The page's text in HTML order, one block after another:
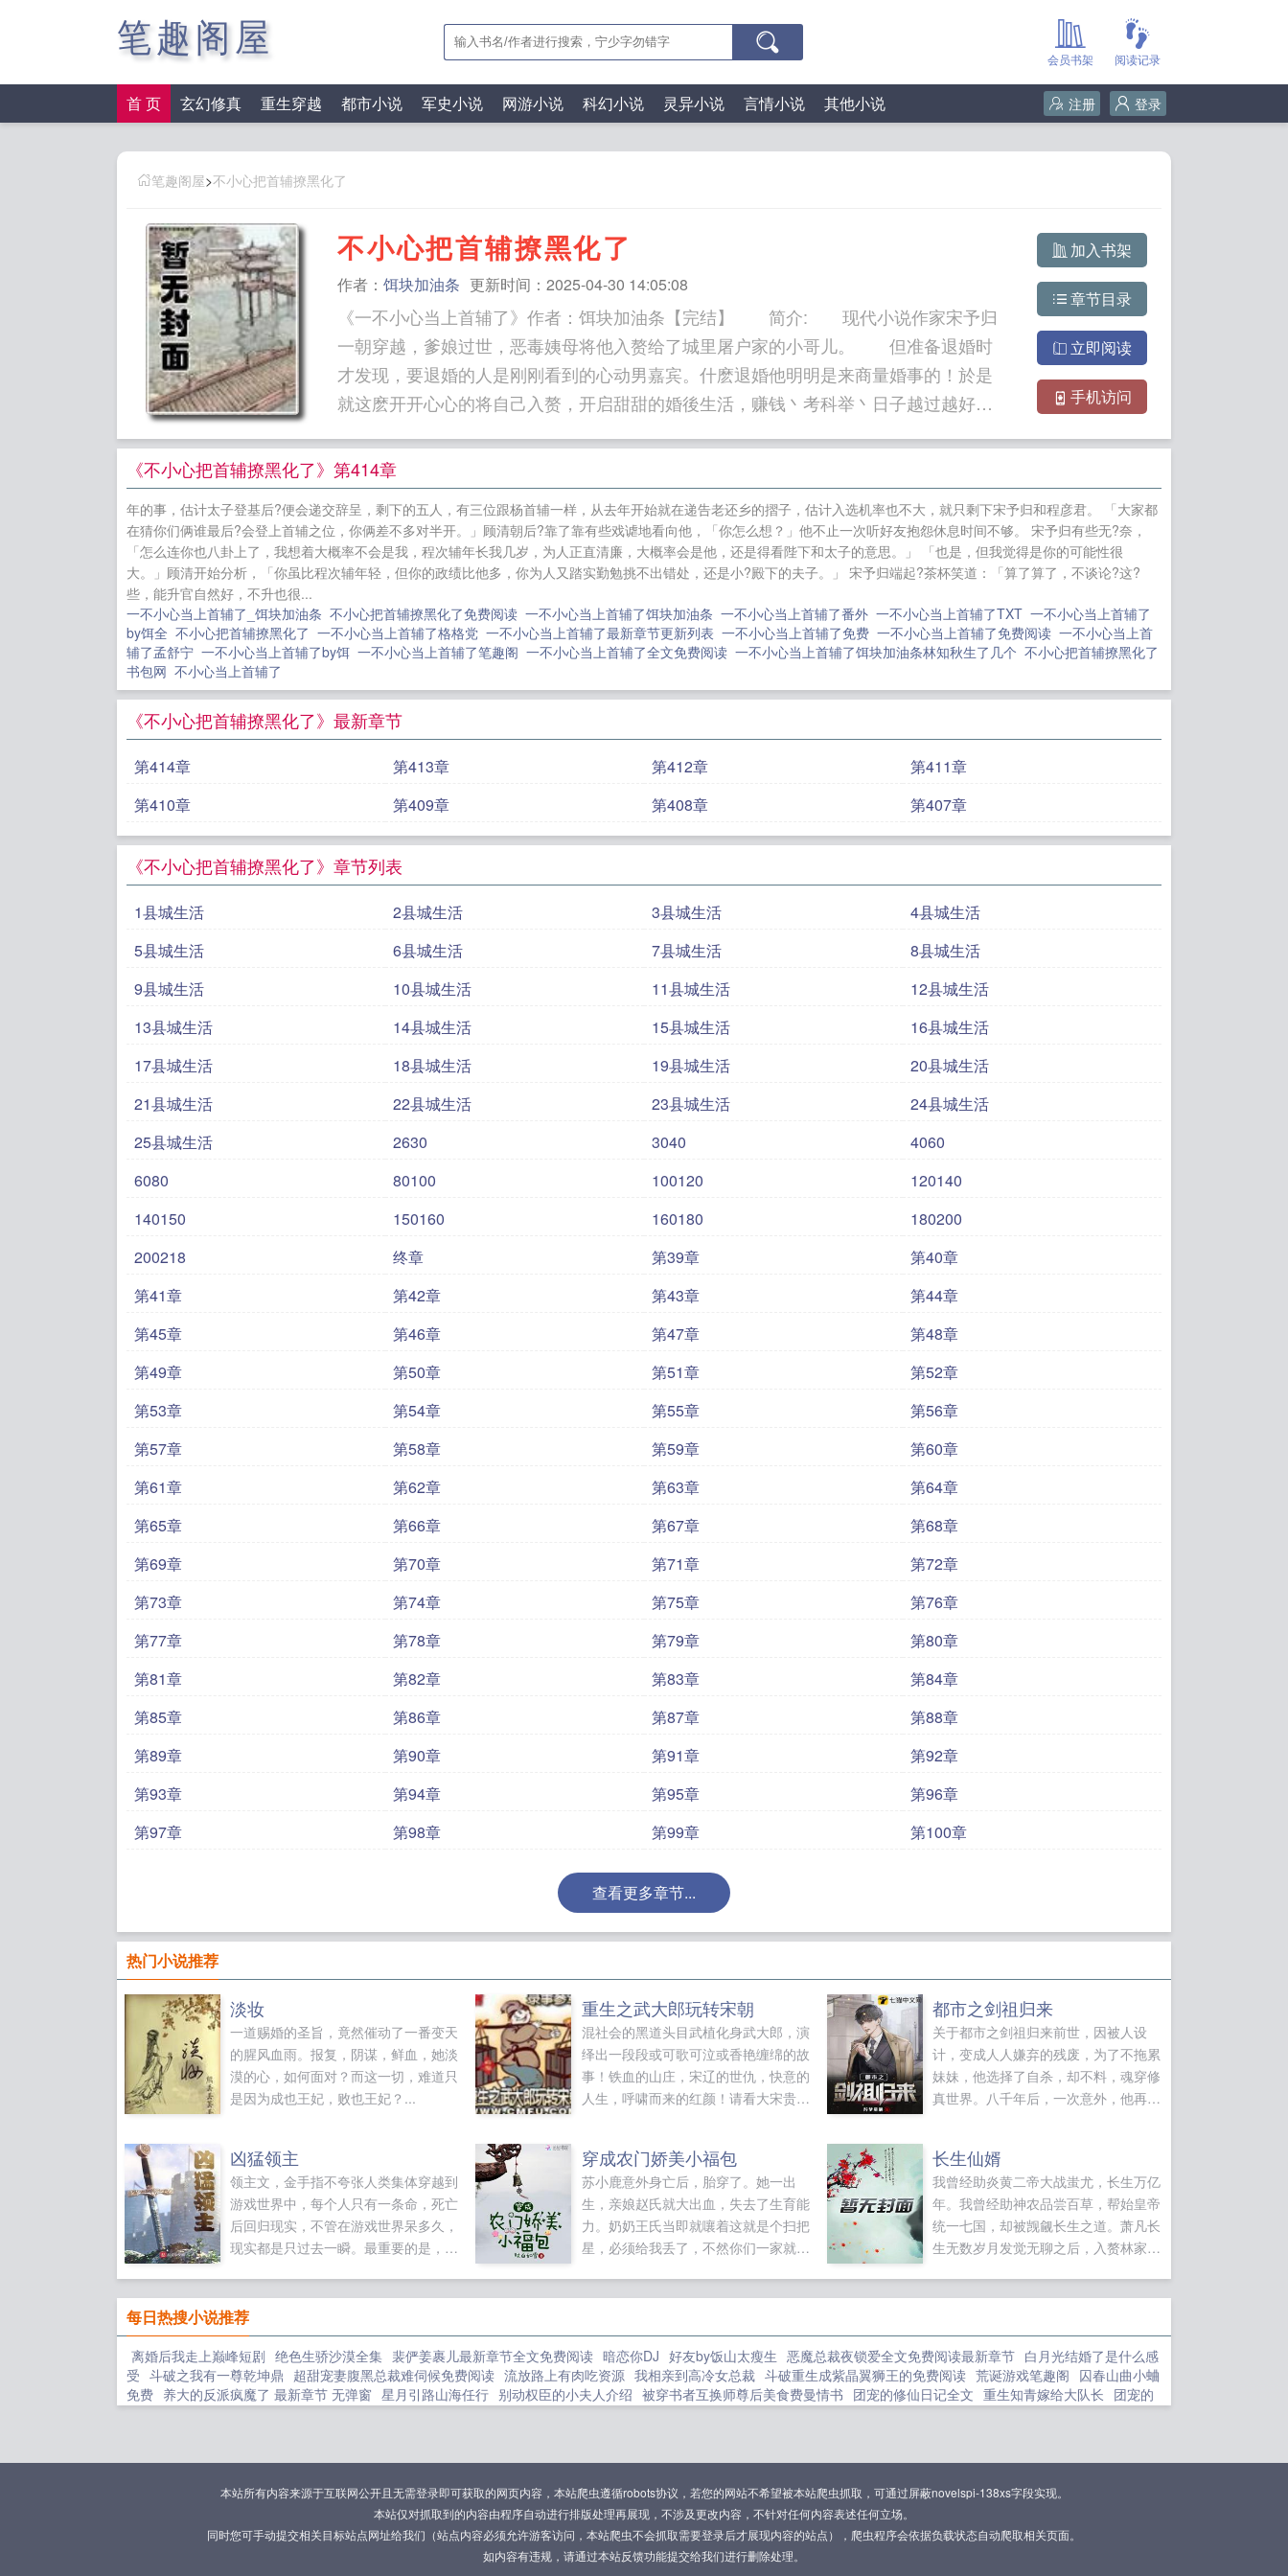
笔趣阁屋 阅读记录
会员书架
首 页 玄幻修真 重生穿越 都市小说 军史小说 网游小说 科幻小说 灵异小说 言情小说 其他小说 登录
注册
笔趣阁屋>不小心把首辅撩黑化了
不小心把首辅撩黑化了
作者： 饵块加油条 更新时间：2025-04-30 14:05:08
《一不小心当上首辅了》作者：饵块加油条【完结】 简介: 现代小说作家宋予归
一朝穿越，爹娘过世，恶毒姨母将他入赘给了城里屠户家的小哥儿。 但准备退婚时
才发现，要退婚的人是刚刚看到的心动男嘉宾。什麽退婚他明明是来商量婚事的！於是
就这麽开开心心的将自己入赘，开启甜甜的婚後生活，赚钱丶考科举丶日子越过越好。
啦 等不到龙傲天我嫁人了
总司机的我陷入修罗场 犬系如何在井闼山生存 你管这叫4399？[无限] 本人声明拒绝姐
控 他们说我把无限大佬渣了 我娘四嫁 我见诸君皆废材 清穿之四爷后院升职记 在无限
游戏做背景板的日子 锈剑 那我们就祝他好运吧 小巷美食店 触手.已知校草非人类
失
忆后多了三个男朋友
加入书架
章节目录
立即阅读
手机访问
《不小心把首辅撩黑化了》第414章
年的事，估计太子登基后?便会递交辞呈，剩下的五人，有三位跟杨首辅一样，从去年开始就在递告老还乡的摺子，估计入选机率也不大，就只剩下宋予归和程彦君。 「大家都
在猜你们俩谁最后?会登上首辅之位，你俩差不多对半开。」顾清朝后?靠了靠有些戏谑地看向他，「你怎么想？」他不止一次听好友抱怨休息时间不够。 宋予归有些无?奈，
「怎么连你也八卦上了，我想着大概率不会是我，程次辅年长我几岁，为人正直清廉，大概率会是他，还是得看陛下和太子的意思。」 「也是，但我觉得是你的可能性很
大。」顾清开始分析，「你虽比程次辅年轻，但你的政绩比他多，你为人又踏实勤勉挑不出错处，还是小?殿下的夫子。」 宋予归端起?茶杯笑道：「算了算了，不谈论?这?
些，能升官自然好，不升也很...
一不小心当上首辅了_饵块加油条 不小心把首辅撩黑化了免费阅读 一不小心当上首辅了饵块加油条 一不小心当上首辅了番外 一不小心当上首辅了TXT 一不小心当上首辅了
by饵全 不小心把首辅撩黑化了 一不小心当上首辅了格格党 一不小心当上首辅了最新章节更新列表 一不小心当上首辅了免费 一不小心当上首辅了免费阅读 一不小心当上首
辅了孟舒宁 一不小心当上首辅了by饵 一不小心当上首辅了笔趣阁 一不小心当上首辅了全文免费阅读 一不小心当上首辅了饵块加油条林知秋生了几个 不小心把首辅撩黑化了
书包网 不小心当上首辅了
《不小心把首辅撩黑化了》最新章节
第414章 第413章 第412章
第411章
第410章
第409章 第408章 第407章
《不小心把首辅撩黑化了》章节列表
1县城生活 2县城生活 3县城生活
4县城生活
5县城生活
6县城生活 7县城生活
8县城生活
9县城生活
10县城生活 11县城生活
12县城生活
13县城生活
14县城生活 15县城生活
16县城生活
17县城生活
18县城生活 19县城生活
20县城生活
21县城生活
22县城生活 23县城生活
24县城生活
25县城生活
2630 3040
4060
6080
80100 100120
120140
140150
150160 160180
180200
200218
终章 第39章
第40章
第41章
第42章 第43章
第44章
第45章
第46章 第47章
第48章
第49章
第50章 第51章
第52章
第53章
第54章 第55章
第56章
第57章
第58章 第59章
第60章
第61章
第62章 第63章
第64章
第65章
第66章 第67章
第68章
第69章
第70章 第71章
第72章
第73章
第74章 第75章
第76章
第77章
第78章 第79章
第80章
第81章
第82章 第83章
第84章
第85章
第86章 第87章
第88章
第89章
第90章 第91章
第92章
第93章
第94章 第95章
第96章
第97章
第98章 第99章 第100章
查看更多章节...
热门小说推荐
淡妆
一道赐婚的圣旨，竟然催动了一番变天
的腥风血雨。报复，阴谋，鲜血，她淡
漠的心，如何面对？而这一切，难道只
是因为成也王妃，败也王妃？...
重生之武大郎玩转宋朝
混社会的黑道头目武植化身武大郎，演
绎出一段段或可歌可泣或香艳缠绵的故
事！铁血的山庄，宋辽的世仇，快意的
人生，呼啸而来的红颜！请看大宋贵王
都市之剑祖归来
关于都市之剑祖归来前世，因被人设
计，变成人人嫌弃的残废，为了不拖累
妹妹，他选择了自杀，却不料，魂穿修
真世界。八千年后，一次意外，他再次
海！...
凶猛领主
领主文，金手指不夸张人类集体穿越到
游戏世界中，每个人只有一条命，死亡
后回归现实，不管在游戏世界呆多久，
现实都是只过去一瞬。最重要的是，在
级，重回青春！如果您喜欢凶猛领主，
别忘记分享给朋友...
穿成农门娇美小福包
苏小鹿意外身亡后，胎穿了。她一出
生，亲娘赵氏就大出血，失去了生育能
力。奶奶王氏当即就嚷着这就是个扫把
星，必须给我丢了，不然你们一家就都
坏了脑子，幸好三姐还正常。全村人认
为这一家子熬不过这个冬天，却不知苏
小鹿有空间在手，全家人每日灵泉滋
养，爹爹上山下套，从不走空。而苏小
三姐更是当了王妃。而她苏小鹿，是名
动天下的神医，想找她看病的人不是太
后就是将军！日子好过了，极品亲戚想
来打秋风。苏小鹿冷冷一笑，关门，放
大老虎！...
长生仙婿
我曾经助炎黄二帝大战蚩尤，长生万亿
年。我曾经助神农品尝百草，帮始皇帝
统一七国，却被觊觎长生之道。萧凡长
生无数岁月发觉无聊之后，入赘林家当
每日热搜小说推荐
离婚后我走上巅峰短剧 绝色生骄沙漠全集 裴俨姜裹儿最新章节全文免费阅读 暗恋你DJ 好友by饭山太瘦生 恶魔总裁夜锁爱全文免费阅读最新章节 白月光结婚了是什么感
受 斗破之我有一尊乾坤鼎 超甜宠妻腹黑总裁难伺候免费阅读 流放路上有肉吃资源 我相亲到高冷女总裁 斗破重生成紫晶翼狮王的免费阅读 荒诞游戏笔趣阁 囚春山曲小蛐
免费 养大的反派疯魔了 最新章节 无弹窗 星月引路山海任行 别动权臣的小夫人介绍 被穿书者互换师尊后美食费曼情书 团宠的修仙日记全文 重生知青嫁给大队长 团宠的
绾绾作者的 短剧离婚后我走上生巅峰 拯救炮灰男配资源 永劫无间天人头像 霸道总裁先婚后爱言情现代 粤厨宝典味部篇在线阅读 为了救竹马我不幸溺水
深夜治愈音乐推荐 女配只想和男配he后记 透明人贝塔实则是团宠 赤脊山维基百科 一剑魔神 爆炎魔女
爆炎魔法使实力 裴砚忱姜映晚全集免费阅读 成欢番外 铁十字勋章很难获得吗 裴叙姜照雪沈砚书 权力让人 秦时明月之侠道墨问 养大的弟全文免费阅读
知青嫁绝嗣军官撩的心颤 起飞教程哦 一胎2宝墨少别贪睡全 喝水能变胖是真的吗 离婚后我上恋综全是前女友 捡到三岁小丧尸全文免费阅读无弹窗 心上娇全集
团宠修仙漫画推荐 我的闪婚娇妻免费听书 墨少一胎儿宝墨琛惟微
本站所有内容来源于互联网公开且无需登录即可获取的网页内容，本站爬虫遵循robots协议，若您的网站不希望被本站爬虫抓取，可通过屏蔽novelspi-138xs字段实现。
本站仅对抓取到的内容由程序自动进行排版处理再展现，不涉及更改内容，不针对任何内容表述任何立场。
同时您可手动提交相关目标站点网址给我们（站点内容必须允许游客访问，本站爬虫不会抓取需要登录后才展现内容的站点），爬虫程序会依据负载状态自动爬取相关页面。
如内容有违规，请通过本站反馈功能提交给我们进行删除处理。